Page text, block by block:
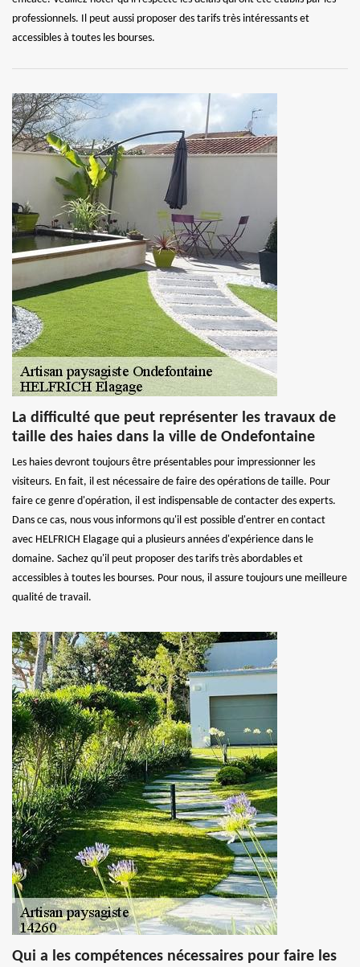
professionnels. Il peut aussi proposer des tarifs très intéressants et
accessibles à toutes les bourses.
La difficulté que peut représenter les travaux de
taille des haies dans la ville de Ondefontaine
Les haies devront toujours être présentables pour impressionner les
visiteurs. En fait, il est nécessaire de faire des opérations de taille. Pour
faire ce genre d'opération, il est indispensable de contacter des experts.
Dans ce cas, nous vous informons qu'il est possible d'entrer en contact
avec HELFRICH Elagage qui a plusieurs années d'expérience dans le
domaine. Sachez qu'il peut proposer des tarifs très abordables et
accessibles à toutes les bourses. Pour nous, il assure toujours une meilleure
qualité de travail.
Qui a les compétences nécessaires pour faire les